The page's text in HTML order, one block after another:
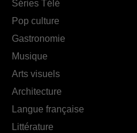
Séries Télé
Pop culture
Gastronomie
Musique
Arts visuels
Architecture
Langue française
Littérature